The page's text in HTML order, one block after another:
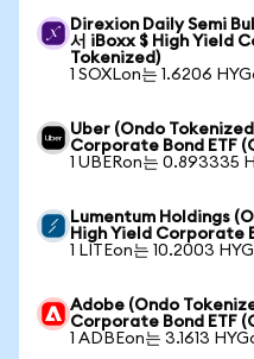
Direxion Daily Semi
서 iBoxx $ High Yield
Tokenized)
1 SOXLon는 1.6206
Uber (Ondo
Corporate Bond ETF
1 UBERon는 0.893335
Lumentum Holdings
High Yield Corporate
1 LITEon는 10.2003
Adobe (Ondo
Corporate Bond ETF
1 ADBEon는 3.1613